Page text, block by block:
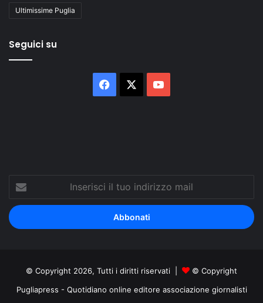
Ultimissime Puglia
Seguici su
Facebook
Inserisci
tuo
indirizzo
mail
© Copyright 2026, Tutti i diritti riservati |
© Copyright
Pugliapress - Quotidiano online editore associazione giornalisti